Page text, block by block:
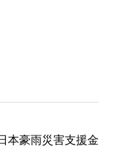
本豪雨災害支援金